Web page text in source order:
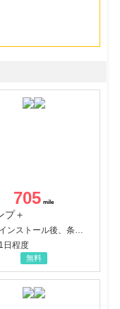
705
プ＋
条件 : インストール後、条件達成
日程度
無料